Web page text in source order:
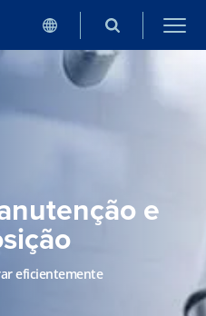
e
eficientemente